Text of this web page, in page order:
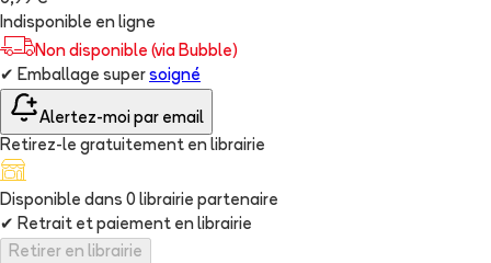
Indisponible en ligne
Non disponible (via Bubble)
✔ Emballage super soigné
Alertez-moi par email
Retirez-le gratuitement en librairie
Disponible dans 0 librairie partenaire
✔ Retrait et paiement en librairie
Retirer en librairie